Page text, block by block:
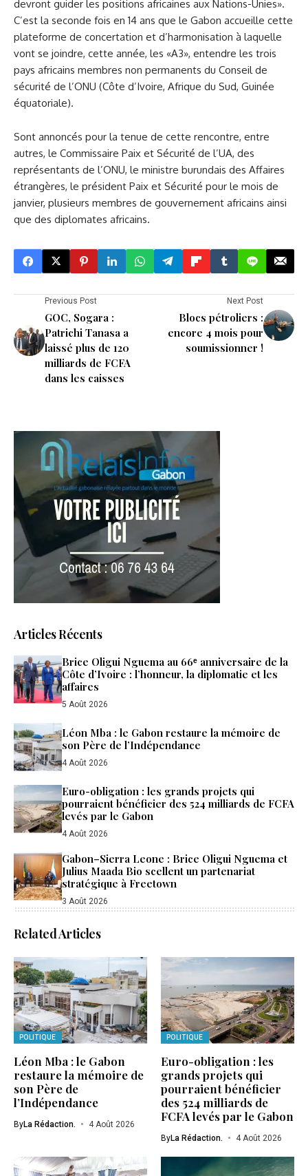
devront guider les positions africaines aux Nations-Unies».
C’est la seconde fois en 14 ans que le Gabon accueille cette
plateforme de concertation et d’harmonisation à laquelle
vont se joindre, cette année, les «A3», entendre les trois
pays africains membres non permanents du Conseil de
sécurité de l’ONU (Côte d’Ivoire, Afrique du Sud, Guinée
équatoriale).
Sont annoncés pour la tenue de cette rencontre, entre
autres, le Commissaire Paix et Sécurité de l’UA, des
représentants de l’ONU, le ministre burundais des Affaires
étrangères, le président Paix et Sécurité pour le mois de
janvier, plusieurs membres de gouvernement africains ainsi
que des diplomates africains.
Previous Post
GOC, Sogara :
Patrichi Tanasa a
laissé plus de 120
milliards de FCFA
dans les caisses
Next Post
Blocs pétroliers :
encore 4 mois pour
soumissionner !
Articles Récents
Brice Oligui Nguema au 66ᵉ anniversaire de la
Côte d’Ivoire : l’honneur, la diplomatie et les
affaires
5 Août 2026
Léon Mba : le Gabon restaure la mémoire de
son Père de l’Indépendance
4 Août 2026
Euro-obligation : les grands projets qui
pourraient bénéficier des 524 milliards de FCFA
levés par le Gabon
4 Août 2026
Gabon–Sierra Leone : Brice Oligui Nguema et
Julius Maada Bio scellent un partenariat
stratégique à Freetown
3 Août 2026
Related Articles
POLITIQUE
Léon Mba : le Gabon
restaure la mémoire de
son Père de
l’Indépendance
ByLa Rédaction. 4 Août 2026
POLITIQUE
Euro-obligation : les
grands projets qui
pourraient bénéficier
des 524 milliards de
FCFA levés par le Gabon
ByLa Rédaction. 4 Août 2026